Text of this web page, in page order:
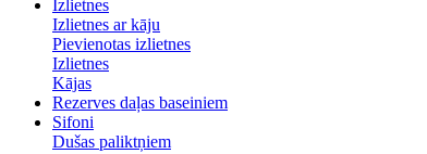
Izlietnes
Izlietnes ar kāju
Pievienotas izlietnes
Izlietnes
Kājas
Rezerves daļas baseiniem
Sifoni
Dušas paliktņiem